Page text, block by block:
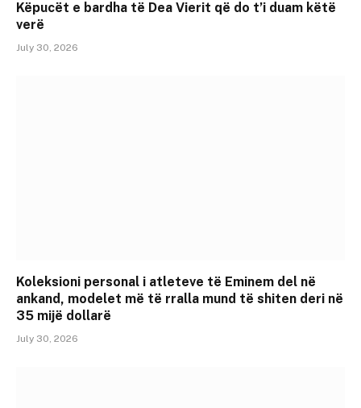
Këpucët e bardha të Dea Vierit që do t’i duam këtë
verë
July 30, 2026
Koleksioni personal i atleteve të Eminem del në
ankand, modelet më të rralla mund të shiten deri në
35 mijë dollarë
July 30, 2026